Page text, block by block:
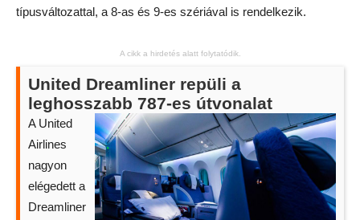
típusváltozattal, a 8-as és 9-es szériával is rendelkezik.
A cikk a hirdetés alatt folytatódik.
United Dreamliner repüli a
leghosszabb 787-es útvonalat
A United
Airlines
nagyon
elégedett a
Dreamliner